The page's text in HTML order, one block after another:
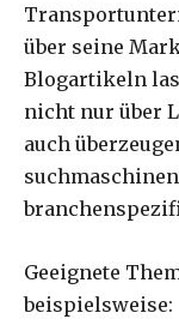
über seine
Blogartikeln
nicht nur über
auch
Geeignete
beispielsweise: